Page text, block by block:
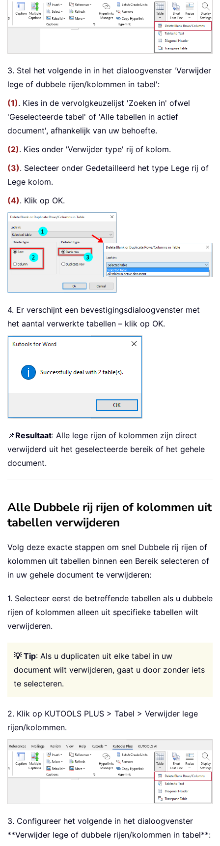
3. Stel het volgende in in het dialoogvenster 'Verwijder
lege of dubbele rijen/kolommen in tabel':
(1). Kies in de vervolgkeuzelijst 'Zoeken in' ofwel
'Geselecteerde tabel' of 'Alle tabellen in actief
document', afhankelijk van uw behoefte.
(2). Kies onder 'Verwijder type' rij of kolom.
(3). Selecteer onder Gedetailleerd het type Lege rij of
Lege kolom.
(4). Klik op OK.
4. Er verschijnt een bevestigingsdialoogvenster met
het aantal verwerkte tabellen – klik op OK.
📌Resultaat: Alle lege rijen of kolommen zijn direct
verwijderd uit het geselecteerde bereik of het gehele
document.
Alle Dubbele rij rijen of kolommen uit
tabellen verwijderen
Volg deze exacte stappen om snel Dubbele rij rijen of
kolommen uit tabellen binnen een Bereik selecteren of
in uw gehele document te verwijderen:
1. Selecteer eerst de betreffende tabellen als u dubbele
rijen of kolommen alleen uit specifieke tabellen wilt
verwijderen.
💡 Tip: Als u duplicaten uit elke tabel in uw
document wilt verwijderen, gaat u door zonder iets
te selecteren.
2. Klik op KUTOOLS PLUS > Tabel > Verwijder lege
rijen/kolommen.
3. Configureer het volgende in het dialoogvenster
**Verwijder lege of dubbele rijen/kolommen in tabel**: